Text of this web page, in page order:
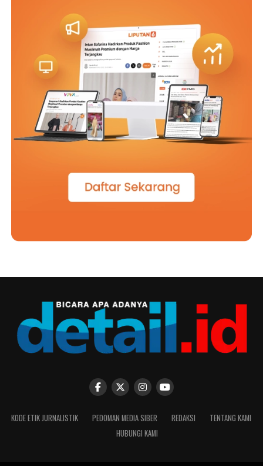
KODE ETIK JURNALISTIK PEDOMAN MEDIA SIBER REDAKSI
TENTANG KAMI
HUBUNGI KAMI